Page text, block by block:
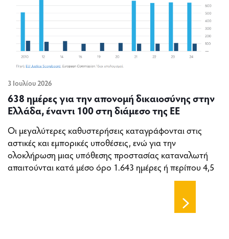
3 Ιουλίου 2026
638 ημέρες για την απονομή δικαιοσύνης στην
Ελλάδα, έναντι 100 στη διάμεσο της ΕΕ
Οι μεγαλύτερες καθυστερήσεις καταγράφονται στις
αστικές και εμπορικές υποθέσεις, ενώ για την
ολοκλήρωση μιας υπόθεσης προστασίας καταναλωτή
απαιτούνται κατά μέσο όρο 1.643 ημέρες ή περίπου 4,5